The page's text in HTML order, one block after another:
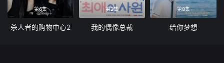
第6集
杀人者的购物中心2
第2集
我的偶像总裁
第8集
给你梦想